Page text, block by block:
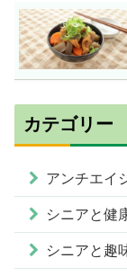
カテゴリー
アンチエイ
シニアと健
シニアと趣